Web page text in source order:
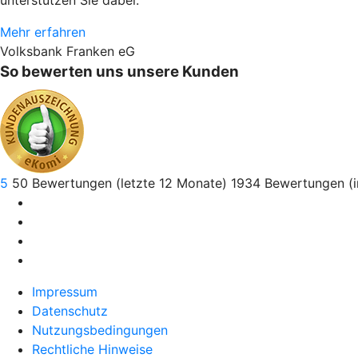
Mehr erfahren
Volksbank Franken eG
So bewerten uns unsere Kunden
5 50 Bewertungen (letzte 12 Monate) 1934 Bewertungen
Impressum
Datenschutz
Nutzungsbedingungen
Rechtliche Hinweise